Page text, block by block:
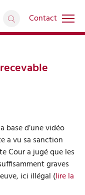
Contact
base d’une vidéo
a vu sa sanction
Cour a jugé que les
graves
ici illégal (lire la